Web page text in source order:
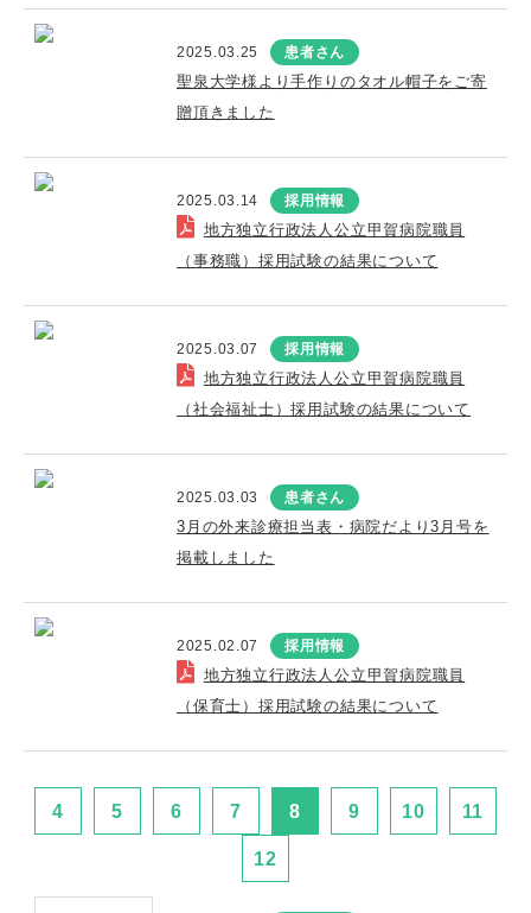
2025.03.25 患者さん
聖泉大学様より手作りのタオル帽子をご寄
贈頂きました
2025.03.14 採用情報
地方独立行政法人公立甲賀病院職員
（事務職）採用試験の結果について
2025.03.07 採用情報
地方独立行政法人公立甲賀病院職員
（社会福祉士）採用試験の結果について
2025.03.03 患者さん
3月の外来診療担当表・病院だより3月号を
掲載しました
2025.02.07 採用情報
地方独立行政法人公立甲賀病院職員
（保育士）採用試験の結果について
4 5 6 7 8 9 10 11
12